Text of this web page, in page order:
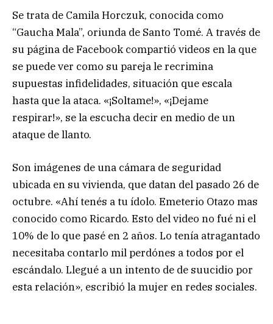
Se trata de Camila Horczuk, conocida como
“Gaucha Mala”, oriunda de Santo Tomé. A través de
su página de Facebook compartió videos en la que
se puede ver como su pareja le recrimina
supuestas infidelidades, situación que escala
hasta que la ataca. «¡Soltame!», «¡Dejame
respirar!», se la escucha decir en medio de un
ataque de llanto.
Son imágenes de una cámara de seguridad
ubicada en su vivienda, que datan del pasado 26 de
octubre. «Ahí tenés a tu ídolo. Emeterio Otazo mas
conocido como Ricardo. Esto del video no fué ni el
10% de lo que pasé en 2 años. Lo tenía atragantado
necesitaba contarlo mil perdónes a todos por el
escándalo. Llegué a un intento de de suucidio por
esta relación», escribió la mujer en redes sociales.